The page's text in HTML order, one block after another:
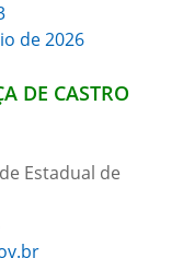
de 2026
DE CASTRO
Estadual de